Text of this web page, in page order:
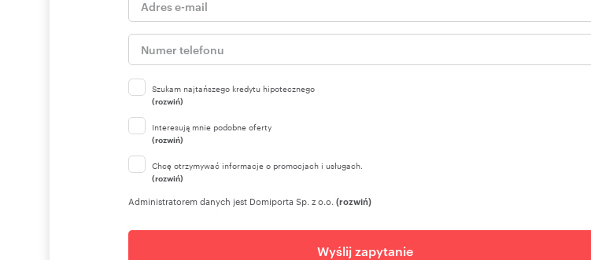
Szukam najtańszego kredytu hipotecznego
(rozwiń)
Interesują mnie podobne oferty
(rozwiń)
Chcę otrzymywać informacje o promocjach i usługach.
(rozwiń)
Administratorem danych jest Domiporta Sp. z o.o. (rozwiń)
Wyślij zapytanie